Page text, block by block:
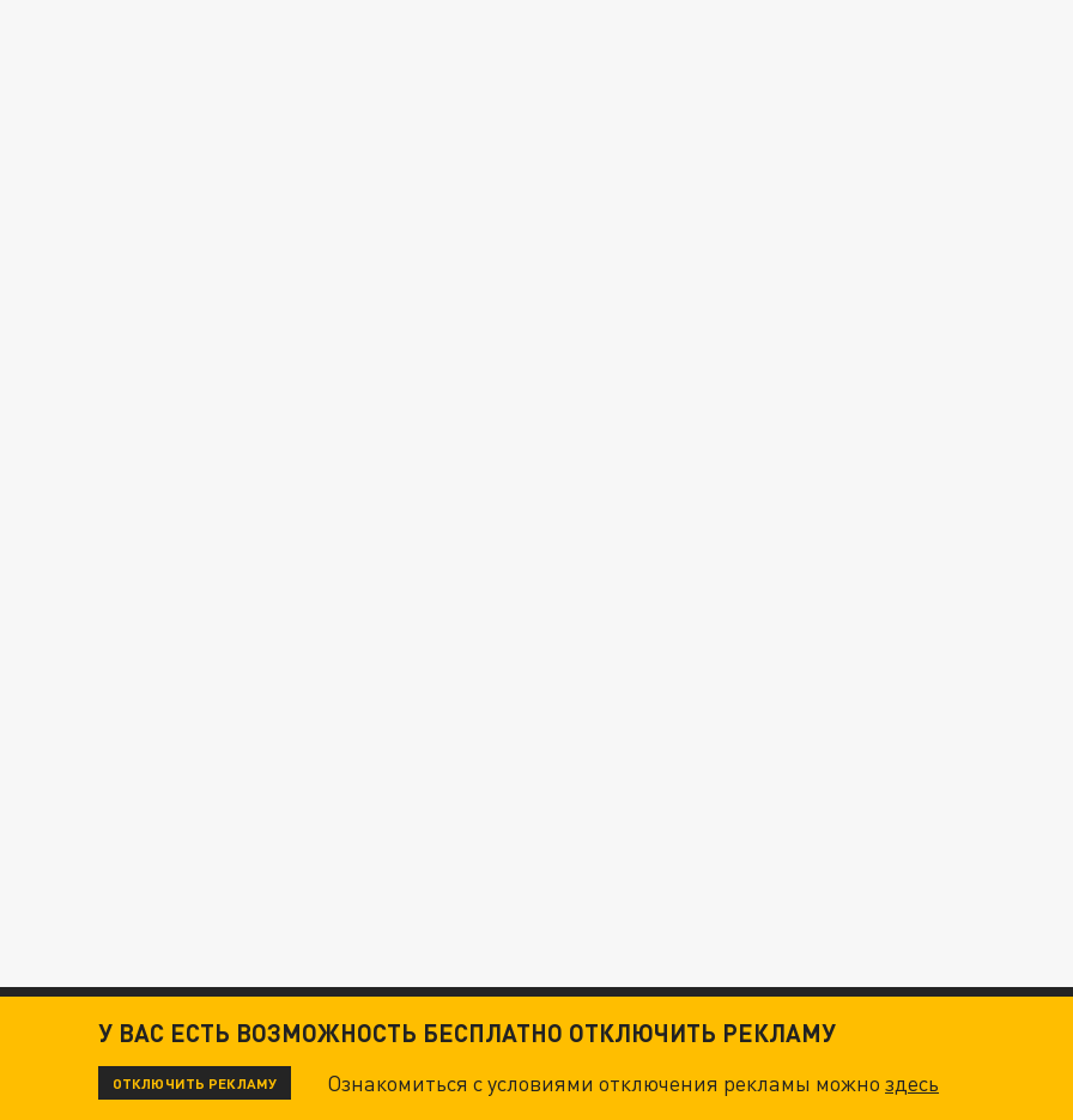
У ВАС ЕСТЬ ВОЗМОЖНОСТЬ БЕСПЛАТНО ОТКЛЮЧИТЬ РЕКЛАМУ
ОТКЛЮЧИТЬ РЕКЛАМУ Ознакомиться с условиями отключения рекламы можноздесь